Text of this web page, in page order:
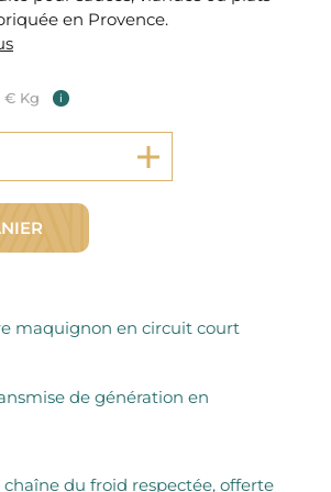
les fermes locales depuis 1976
depuis plus de 45 ans
de Fromages livrés en 24h
+ de 3000 références disponibles
Sélection par notre sommelier
en Provence.
€ Kg i
maquignon en circuit court
de génération en
du froid respectée, offerte